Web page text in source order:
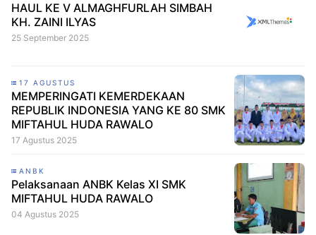
HAUL KE V ALMAGHFURLAH SIMBAH
KH. ZAINI ILYAS
25 September 2025
17 AGUSTUS
MEMPERINGATI KEMERDEKAAN
REPUBLIK INDONESIA YANG KE 80 SMK
MIFTAHUL HUDA RAWALO
17 Agustus 2025
ANBK
Pelaksanaan ANBK Kelas XI SMK
MIFTAHUL HUDA RAWALO
04 Agustus 2025